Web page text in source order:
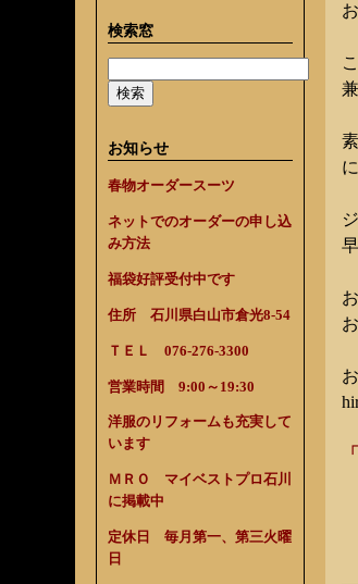
検索窓
お知らせ
春物オーダースーツ
ネットでのオーダーの申し込
み方法
福袋好評受付中です
住所 石川県白山市倉光8-54
ＴＥＬ 076-276-3300
営業時間 9:00～19:30
洋服のリフォームも充実して
います
ＭＲＯ マイベストプロ石川
に掲載中
定休日 毎月第一、第三火曜
日